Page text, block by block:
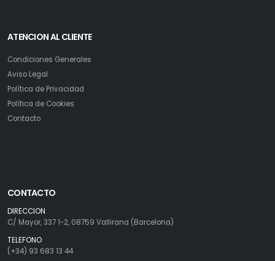
ATENCION AL CLIENTE
Condiciones Generales
Aviso Legal
Política de Privacidad
Política de Cookies
Contacto
CONTACTO
DIRECCION
C/ Mayor, 337 1-2, 08759 Vallirana (Barcelona)
TELEFONO
(+34) 93 683 13 44